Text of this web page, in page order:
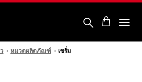
หมวดผลิตภัณฑ์ เซรั่ม